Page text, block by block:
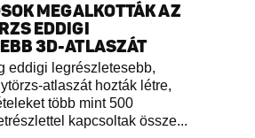
MEGALKOTTÁK AZ
EDDIGI
3D-ATLASZÁT
eddigi legrészletesebb,
atlaszát hozták létre,
több mint 500
kapcsoltak össze...